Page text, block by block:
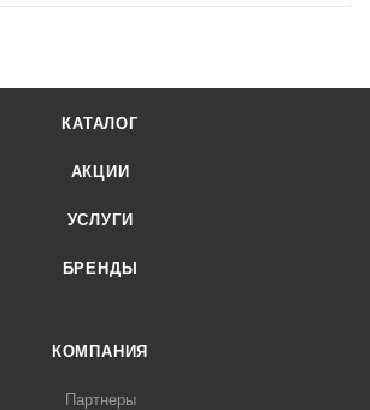
КАТАЛОГ
АКЦИИ
УСЛУГИ
БРЕНДЫ
КОМПАНИЯ
Партнеры